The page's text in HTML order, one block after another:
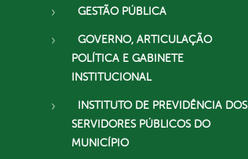
GESTÃO PÚBLICA
GOVERNO, ARTICULAÇÃO
POLÍTICA E GABINETE
INSTITUCIONAL
INSTITUTO DE PREVIDÊNCIA DOS
SERVIDORES PÚBLICOS DO
MUNICÍPIO